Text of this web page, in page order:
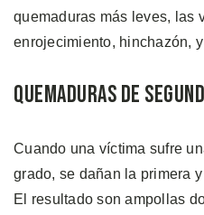
quemaduras más leves, las
enrojecimiento, hinchazón,
Quemaduras de
Cuando una víctima sufre
grado, se dañan la primera
El resultado son ampollas